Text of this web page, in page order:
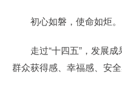
初心如磐，使命如炬。
走过“十四五”，发展成
群众获得感、幸福感、安全